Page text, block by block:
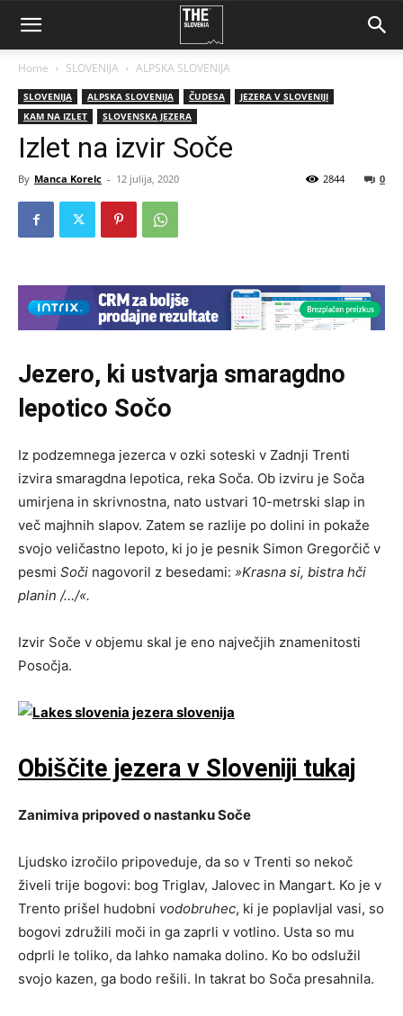
Home SLOVENIJA ALPSKA SLOVENIJA
SLOVENIJA ALPSKA SLOVENIJA ČUDESA
JEZERA V SLOVENIJI
KAM NA IZLET
SLOVENSKA JEZERA
Izlet na izvir Soče
By Manca Korelc - 12 julija, 2020 0
2844
Jezero, ki ustvarja smaragdno
lepotico Sočo
Iz podzemnega jezerca v ozki soteski v Zadnji Trenti
izvira smaragdna lepotica, reka Soča. Ob izviru je Soča
umirjena in skrivnostna, nato ustvari 10-metrski slap in
več majhnih slapov. Zatem se razlije po dolini in pokaže
svojo veličastno lepoto, ki jo je pesnik Simon Gregorčič v
pesmi Soči nagovoril z besedami: »Krasna si, bistra hči
planin /…/«.
Izvir Soče v objemu skal je eno največjih znamenitosti
Posočja.
Obiščite jezera v Sloveniji tukaj
Zanimiva pripoved o nastanku Soče
Ljudsko izročilo pripoveduje, da so v Trenti so nekoč
živeli trije bogovi: bog Triglav, Jalovec in Mangart. Ko je v
Trento prišel hudobni vodobruhec, ki je poplavljal vasi, so
bogovi združili moči in ga zaprli v votlino. Usta so mu
odprli le toliko, da lahko namaka dolino. Ko bo odslužil
svojo kazen, ga bodo rešili. In takrat bo Soča presahnila.